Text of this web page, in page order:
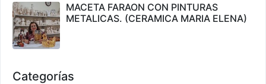
MACETA FARAON CON PINTURAS
METALICAS. (CERAMICA MARIA ELENA)
Categorías